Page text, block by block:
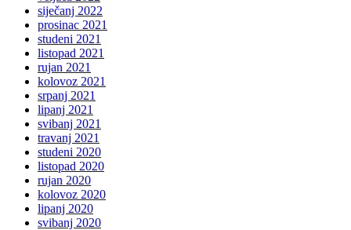
siječanj 2022
prosinac 2021
studeni 2021
listopad 2021
rujan 2021
kolovoz 2021
srpanj 2021
lipanj 2021
svibanj 2021
travanj 2021
studeni 2020
listopad 2020
rujan 2020
kolovoz 2020
lipanj 2020
svibanj 2020